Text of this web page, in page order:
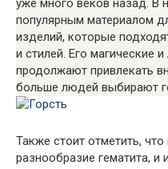
популярным материалом
изделий, которые
и стилей. Его магические
продолжают привлекать
больше людей выбирают
Также стоит отметить,
разнообразие гематита, и